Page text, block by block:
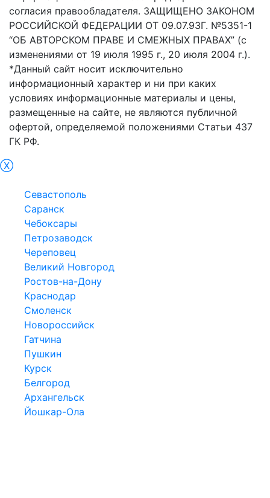
согласия правообладателя. ЗАЩИЩЕНО ЗАКОНОМ
РОССИЙСКОЙ ФЕДЕРАЦИИ ОТ 09.07.93Г. №5351-1
“ОБ АВТОРСКОМ ПРАВЕ И СМЕЖНЫХ ПРАВАХ” (с
изменениями от 19 июля 1995 г., 20 июля 2004 г.).
*Данный сайт носит исключительно
информационный характер и ни при каких
условиях информационные материалы и цены,
размещенные на сайте, не являются публичной
офертой, определяемой положениями Статьи 437
ГК РФ.
Ⓧ
Севастополь
Саранск
Чебоксары
Петрозаводск
Череповец
Великий Новгород
Ростов-на-Дону
Краснодар
Смоленск
Новороссийск
Гатчина
Пушкин
Курск
Белгород
Архангельск
Йошкар-Ола